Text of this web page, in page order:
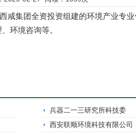
咸集团全资投资组建的环境产业专
环境咨询等。
兵器二一三研究所科技委
西安联顺环境科技有限公司